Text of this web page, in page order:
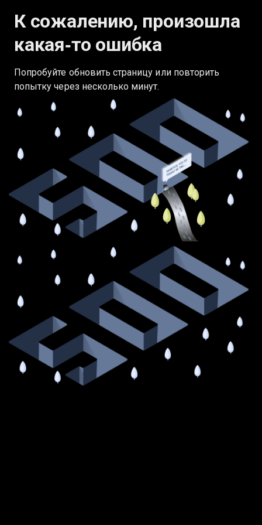
К сожалению, произошла
какая‑то ошибка
Попробуйте обновить страницу или повторить
попытку через несколько минут.